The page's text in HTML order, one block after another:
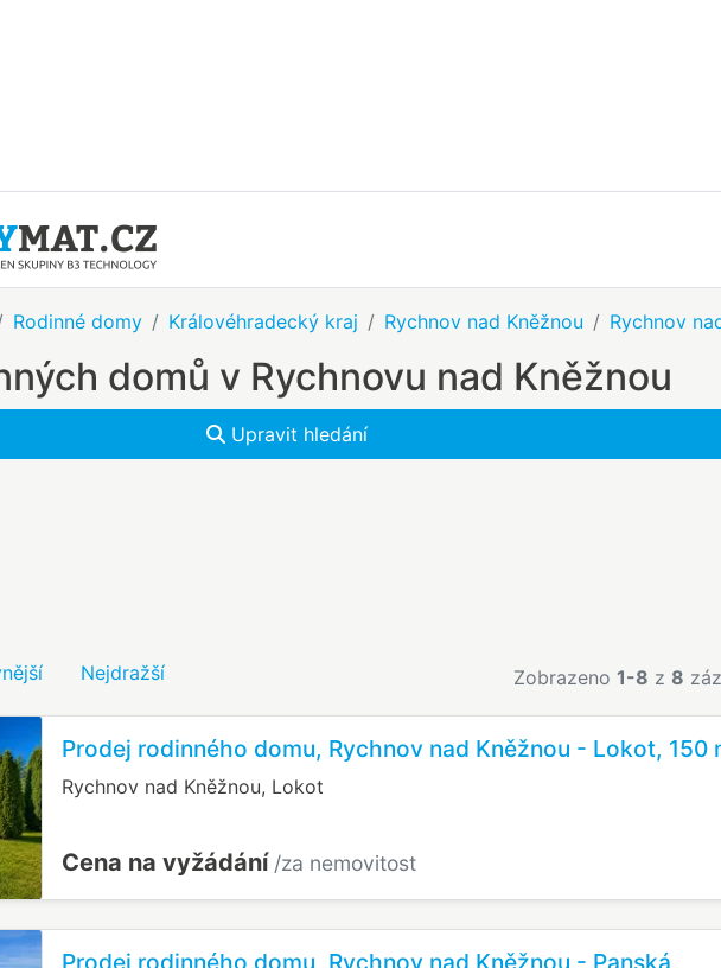
Rodinné domy Královéhradecký kraj Rychnov nad Kněžnou Rychnov
domů v Rychnovu nad Kněžnou
Upravit hledání
Nejdražší Zobrazeno 1-8 z 8
Prodej rodinného domu, Rychnov nad Kněžnou - Lokot, 150
Rychnov nad Kněžnou, Lokot
Cena na vyžádání /za nemovitost
Prodej rodinného domu, Rychnov nad Kněžnou - Panská